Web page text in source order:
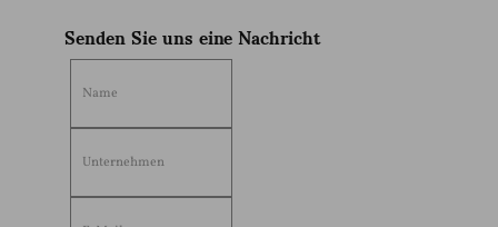
Senden Sie uns eine Nachricht